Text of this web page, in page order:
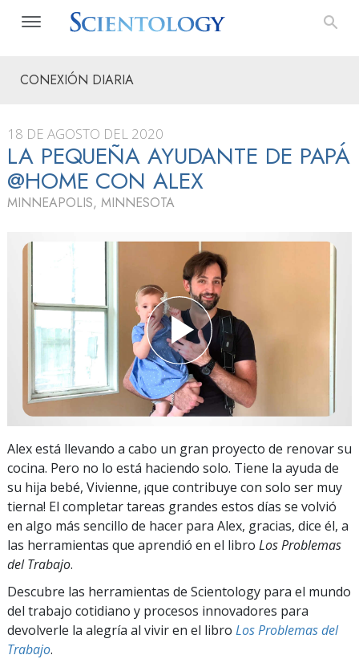
CONEXIÓN DIARIA
18 DE AGOSTO DEL 2020
LA PEQUEÑA AYUDANTE DE PAPÁ
@HOME CON ALEX
MINNEAPOLIS, MINNESOTA
Alex está llevando a cabo un gran proyecto de renovar su
cocina. Pero no lo está haciendo solo. Tiene la ayuda de
su hija bebé, Vivienne, ¡que contribuye con solo ser muy
tierna! El completar tareas grandes estos días se volvió
en algo más sencillo de hacer para Alex, gracias, dice él, a
las herramientas que aprendió en el libro Los Problemas
del Trabajo.
Descubre las herramientas de Scientology para el mundo
del trabajo cotidiano y procesos innovadores para
devolverle la alegría al vivir en el libro Los Problemas del
Trabajo.